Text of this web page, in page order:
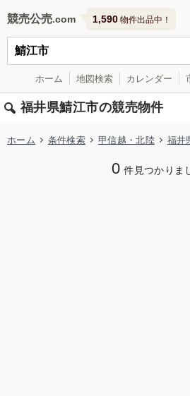
競売公売 1,590 物件出品中！
ホーム 地図検索 カレンダー
福井県鯖江市の競売物件
ホーム 条件検索 甲信越・北陸 福井
0 件見つかりま